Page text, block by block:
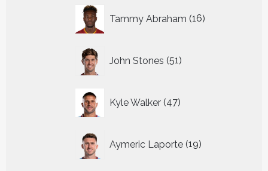
Tammy Abraham 16
producten
John Stones 51
producten
Kyle Walker 47
producten
Aymeric Laporte 19
producten